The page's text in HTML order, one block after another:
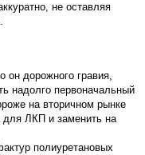
не оставляя
он дорожного гравия,
надолго первоначальный
на вторичном рынке
для ЛКП и заменить на
полиуретановых